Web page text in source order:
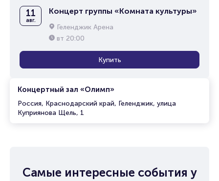
Концертный зал «Олимп»
Россия, Краснодарский край, Геленджик, улица
Куприянова Щель, 1
11
авг.
Концерт группы «Комната культуры»
Геленджик Арена
вт 20:00
Купить
Самые интересные события у